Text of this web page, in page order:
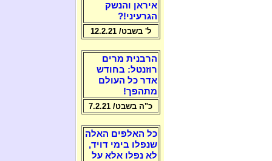
איראן והנשק
הגרעיני!?
ל' בשבט/ 12.2.21
הרבנית מרים
רוזנטל: בחודש
אדר כל העולם
מתהפך!
כ"ה בשבט/ 7.2.21
כל האלפים האלה
שנפלו בימי דויד,
לא נפלו אלא על